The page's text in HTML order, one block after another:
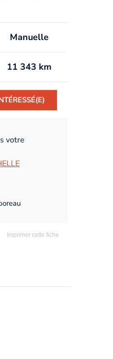
Manuelle
11 343 km
votre
Imprimer cette fiche